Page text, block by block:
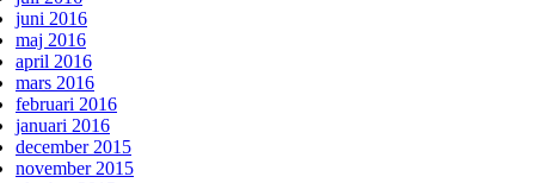
juni 2016
maj 2016
april 2016
mars 2016
februari 2016
januari 2016
december 2015
november 2015